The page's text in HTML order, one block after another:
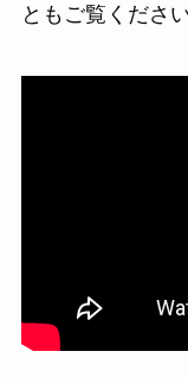
ともご覧ください